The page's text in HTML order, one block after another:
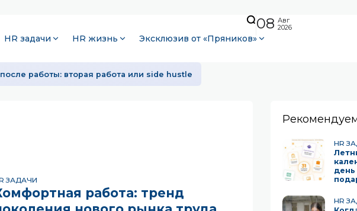
HR задачи HR жизнь Эксклюзив от «Пряников»
08 Авг
2026
работы: вторая работа или side hustle
ЗАДАЧИ
работа: тренд
HR
HR